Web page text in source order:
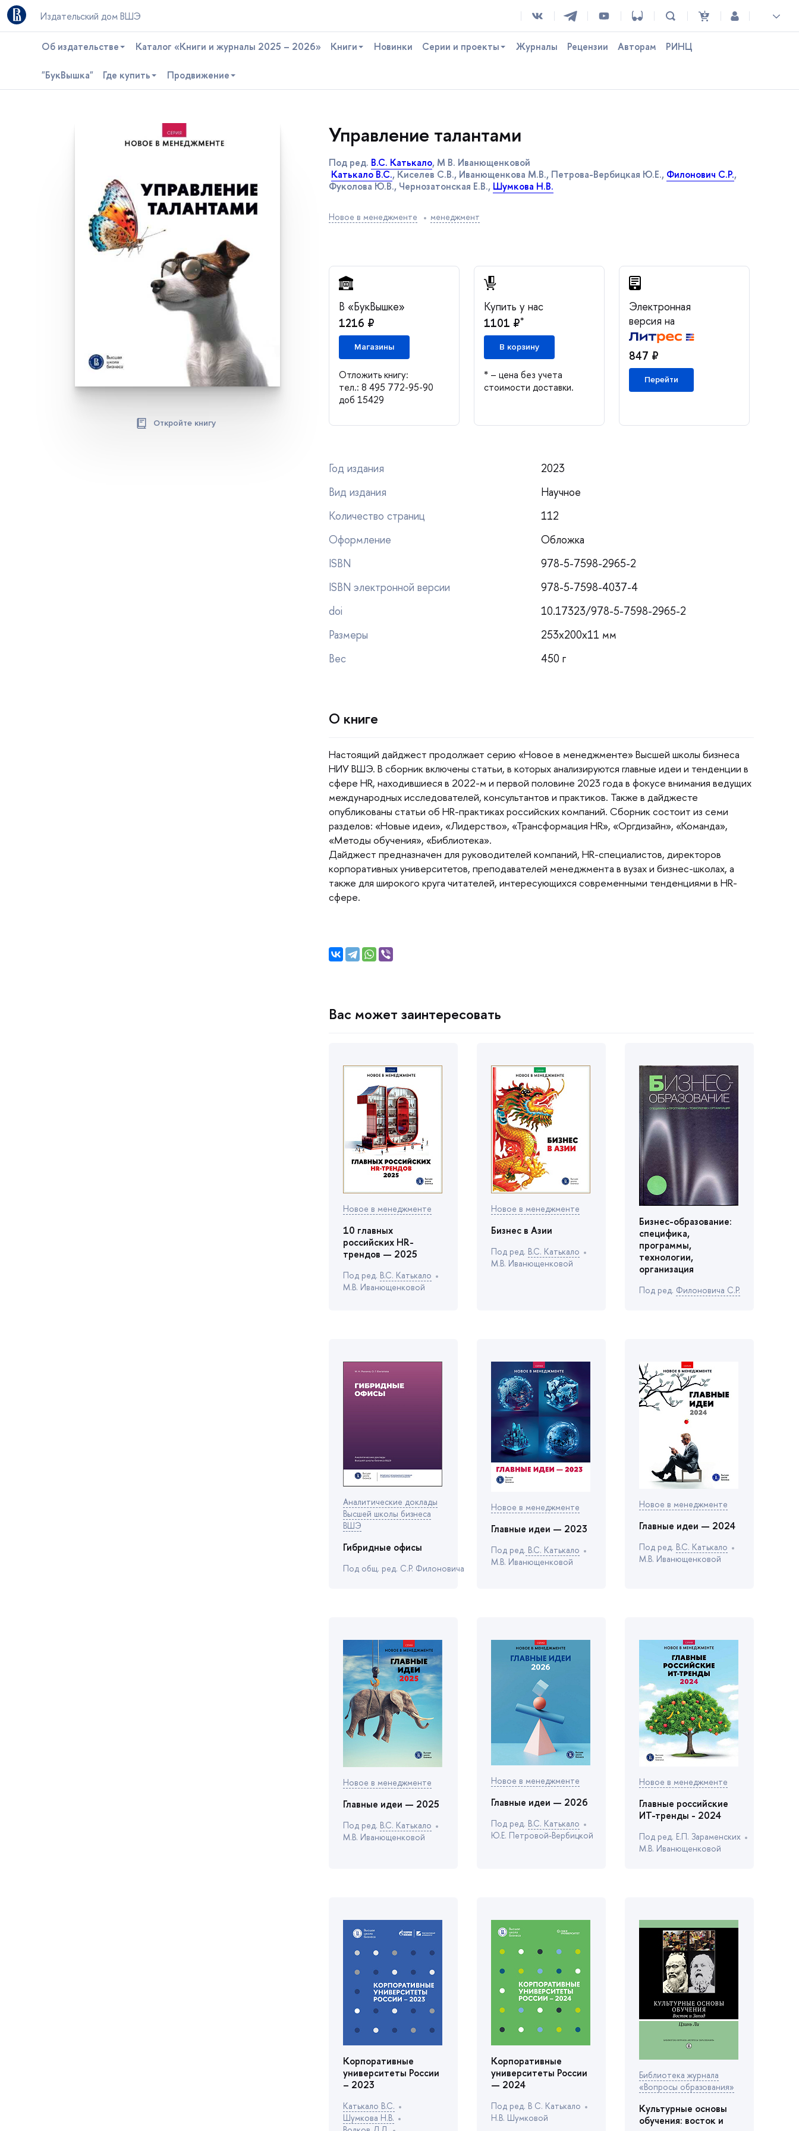
Издательский дом ВШЭ
Об издательстве Каталог «Книги и журналы 2025 – 2026» Книги Новинки Серии и проекты Журналы Рецензии Авторам РИНЦ
"БукВышка" Где купить Продвижение
Откройте книгу
Управление талантами
Под ред. .С. Катькало, М В. Иванющенковой
Катькало В.С., Киселев С.В., Иванющенкова М.В., Петрова-Вербицкая Ю.Е., Филонович С.Р.,
Фуколова Ю.В., Чернозатонская Е.В., Шумкова Н.В.
Новое в менеджменте менеджмент
«БукВышке»
1216 ₽
Магазины
Отложить книгу:
тел.: 8 495 772-95-90
доб 15429
Купить у нас
1101 ₽*
корзину
* – цена без учета
стоимости доставки.
Электронная
ерсия на
847 ₽
Перейти
Год издания
2023
ид издания
Научное
Количество страниц
112
Оформление
Обложка
ISBN
978-5-7598-2965-2
ISBN электронной версии
978-5-7598-4037-4
doi
10.17323/978-5-7598-2965-2
Размеры
253x200x11 мм
ес
450
О книге
Настоящий дайджест продолжает серию «Новое в менеджменте» Высшей школы бизнеса
НИУ ВШЭ. В сборник включены статьи, в которых анализируются главные идеи и тенденции
сфере HR, находившиеся в 2022-м и первой половине 2023 года в фокусе внимания ведущих
международных исследователей, консультантов и практиков. Также в дайджесте
опубликованы статьи об HR-практиках российских компаний. Сборник состоит из семи
разделов: «Новые идеи», «Лидерство», «Трансформация HR», «Оргдизайн», «Команда»,
«Методы обучения», «Библиотека».
Дайджест предназначен для руководителей компаний, HR-специалистов, директоро
корпоративных университетов, преподавателей менеджмента в вузах и бизнес-школах, а
также для широкого круга читателей, интересующихся современными тенденциями в HR-
сфере.
ас может заинтересовать
Новое в менеджменте
10 главных
российских HR-
трендов — 2025
Под ред. .С. Катькало
М.В. Иванющенковой
Новое в менеджменте
Бизнес в Азии
Под ред. .С. Катькало
М.В. Иванющенковой
Бизнес-образование:
специфика,
программы,
технологии,
организация
Под ред. Филоновича С.Р.
Аналитические доклады
ысшей школы бизнеса
ШЭ
Гибридные офисы
Под общ. ред. С.Р. Филоновича
Новое в менеджменте
Главные идеи — 2023
Под ред. .С. Катькало
М.В. Иванющенковой
Новое в менеджменте
Главные идеи — 2024
Под ред. .С. Катькало
М.В. Иванющенковой
Новое в менеджменте
Главные идеи — 2025
Под ред. .С. Катькало
М.В. Иванющенковой
Новое в менеджменте
Главные идеи — 2026
Под ред. .С. Катькало
Ю.Е. Петровой-Вербицкой
Новое в менеджменте
Главные российские
ИТ-тренды - 2024
Под ред. Е.П. Зараменских
М.В. Иванющенковой
Корпоративные
университеты России
– 2023
Катькало В.С.
Шумкова Н.В.
Корпоративные
университеты России
— 2024
Под ред. В С. Катькало
Н.В. Шумковой
Библиотека журнала
«Вопросы образования»
Культурные основы
обучения: восток и